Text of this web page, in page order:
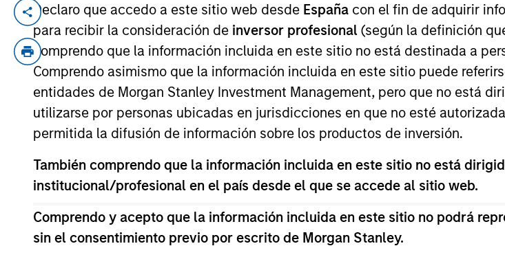
Declaro que accedo a este sitio web desde España con el fin de adquirir
para recibir la consideración de inversor profesional (según la definición
comprendo que la información incluida en este sitio no está destinada a
Comprendo asimismo que la información incluida en este sitio puede
entidades de Morgan Stanley Investment Management, pero que no está
utilizarse por personas ubicadas en jurisdicciones en que no esté
permitida la difusión de información sobre los productos de inversión.
También comprendo que la información incluida en este sitio no está
institucional/profesional en el país desde el que se accede al sitio web.
Comprendo y acepto que la información incluida en este sitio no podrá
sin el consentimiento previo por escrito de Morgan Stanley.
Luis Miranda is a Senior Advisor for Morgan Stanley India Infrastructure.
experience. Prior to joining the firm, Luis founded IDFC Private Equity,
to founding IDFC, Luis was a senior member at ChrysCapital and a member
private sector bank. Luis also worked with HSBC, CitiBank, KPMG and
Booth School of Business.
The information on this page is for informational purposes only. The information
offering of advisory services or an offer to sell or a solicitation of an offer to buy any
All investing involves risks, including a loss of principal.